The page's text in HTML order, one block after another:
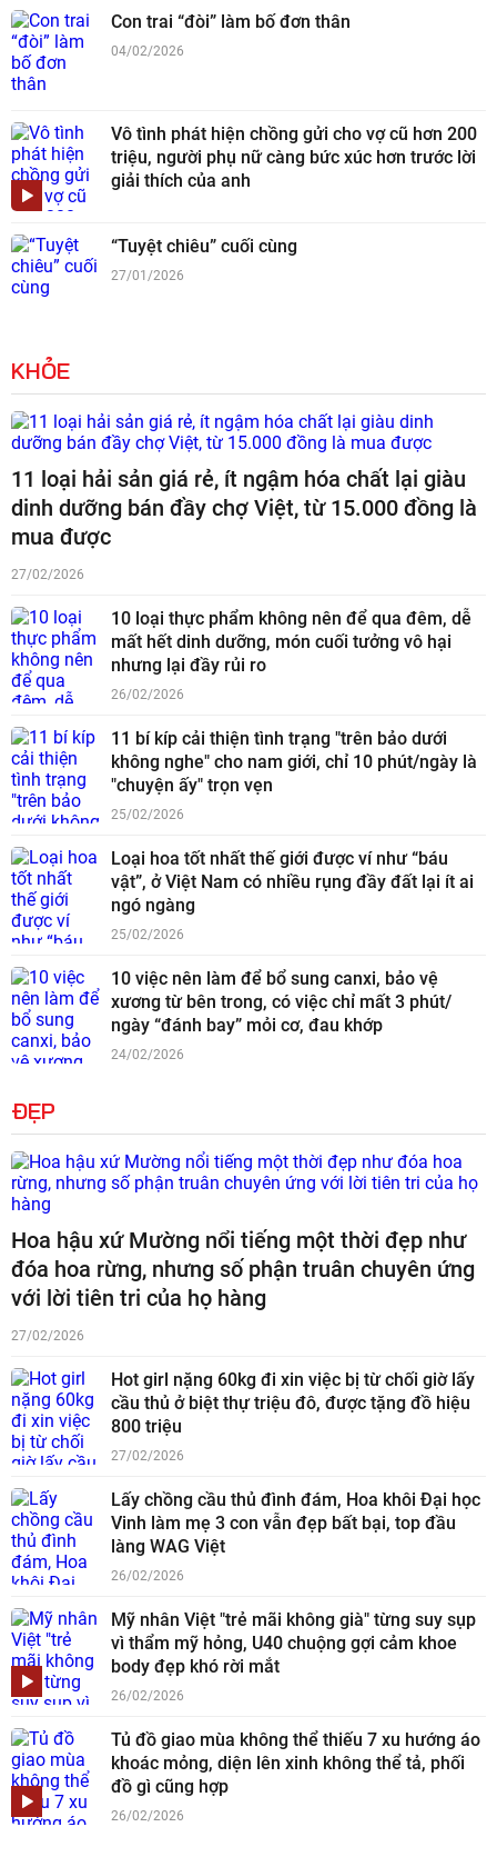
Con trai “đòi” làm bố đơn thân
04/02/2026
Vô tình phát hiện chồng gửi cho vợ cũ hơn 200
triệu, người phụ nữ càng bức xúc hơn trước lời
giải thích của anh
“Tuyệt chiêu” cuối cùng
27/01/2026
KHỎE
11 loại hải sản giá rẻ, ít ngậm hóa chất lại giàu
dinh dưỡng bán đầy chợ Việt, từ 15.000 đồng là
mua được
27/02/2026
10 loại thực phẩm không nên để qua đêm, dễ
mất hết dinh dưỡng, món cuối tưởng vô hại
nhưng lại đầy rủi ro
26/02/2026
11 bí kíp cải thiện tình trạng "trên bảo dưới
không nghe" cho nam giới, chỉ 10 phút/ngày là
"chuyện ấy" trọn vẹn
25/02/2026
Loại hoa tốt nhất thế giới được ví như “báu
vật”, ở Việt Nam có nhiều rụng đầy đất lại ít ai
ngó ngàng
25/02/2026
10 việc nên làm để bổ sung canxi, bảo vệ
xương từ bên trong, có việc chỉ mất 3 phút/
ngày “đánh bay” mỏi cơ, đau khớp
24/02/2026
ĐẸP
Hoa hậu xứ Mường nổi tiếng một thời đẹp như
đóa hoa rừng, nhưng số phận truân chuyên ứng
với lời tiên tri của họ hàng
27/02/2026
Hot girl nặng 60kg đi xin việc bị từ chối giờ lấy
cầu thủ ở biệt thự triệu đô, được tặng đồ hiệu
800 triệu
27/02/2026
Lấy chồng cầu thủ đình đám, Hoa khôi Đại học
Vinh làm mẹ 3 con vẫn đẹp bất bại, top đầu
làng WAG Việt
26/02/2026
Mỹ nhân Việt "trẻ mãi không già" từng suy sụp
vì thẩm mỹ hỏng, U40 chuộng gợi cảm khoe
body đẹp khó rời mắt
26/02/2026
Tủ đồ giao mùa không thể thiếu 7 xu hướng áo
khoác mỏng, diện lên xinh không thể tả, phối
đồ gì cũng hợp
26/02/2026